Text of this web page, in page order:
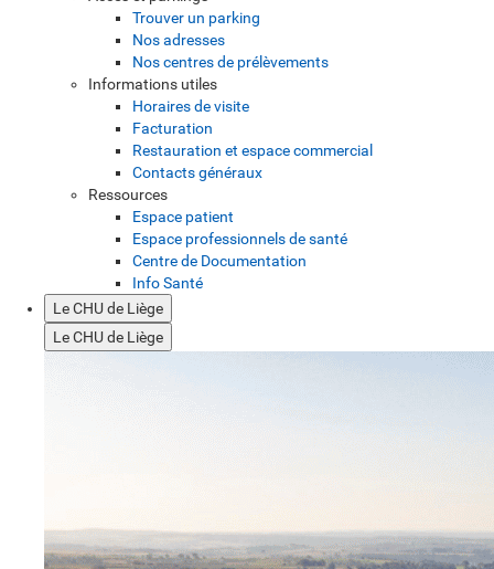
Trouver un parking
Nos adresses
Nos centres de prélèvements
Informations utiles
Horaires de visite
Facturation
Restauration et espace commercial
Contacts généraux
Ressources
Espace patient
Espace professionnels de santé
Centre de Documentation
Info Santé
Le CHU de Liège
Le CHU de Liège